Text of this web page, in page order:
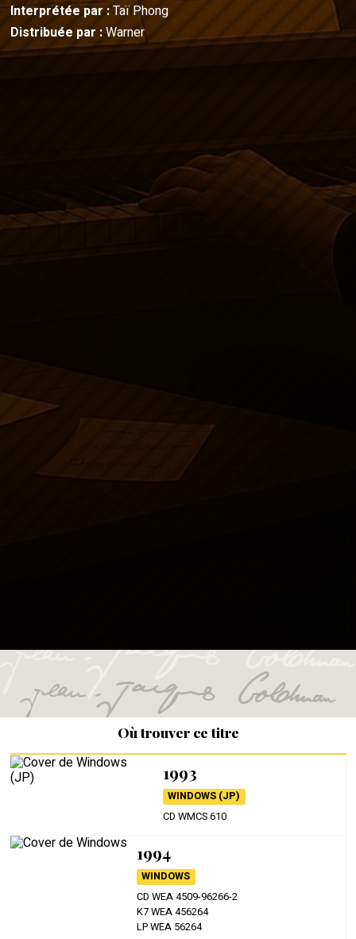
Interprétée par :Taï Phong
Distribuée par :Warner
Où trouver ce titre
1993
WINDOWS (JP)
CD WMCS 610
1994
WINDOWS
CD WEA 4509-96266-2
K7 WEA 456264
LP WEA 56264